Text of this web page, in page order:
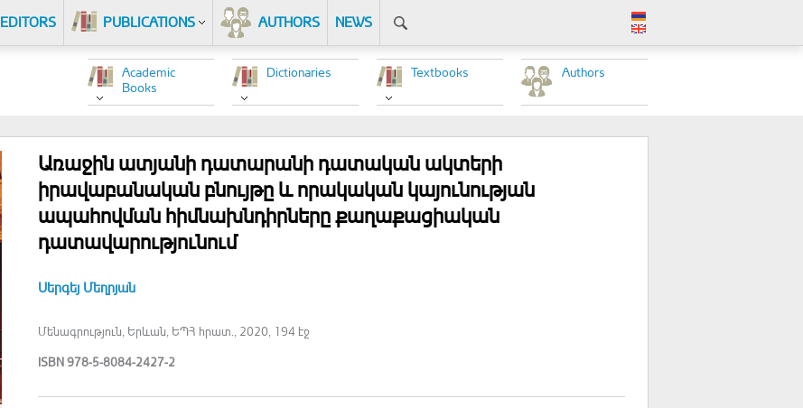
EDITORS PUBLICATIONS AUTHORS NEWS
Authors
Textbooks
Dictionaries
Academic
Books
Առաջին ատյանի դատարանի դատական ակտերի
իրավաբանական բնույթը և որակական կայունության
ապահովման հիմնախնդիրները քաղաքացիական
դատավարությունում
Սերգեյ Մեղրյան
Մենագրություն, Երևան, ԵՊՀ հրատ., 2020, 194 էջ
ISBN 978-5-8084-2427-2